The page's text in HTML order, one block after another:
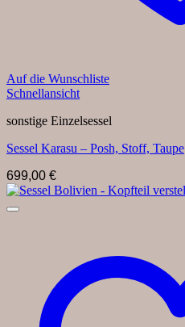
Auf die Wunschliste
Schnellansicht
sonstige Einzelsessel
Sessel Karasu – Posh, Stoff, Taupe
699,00 €